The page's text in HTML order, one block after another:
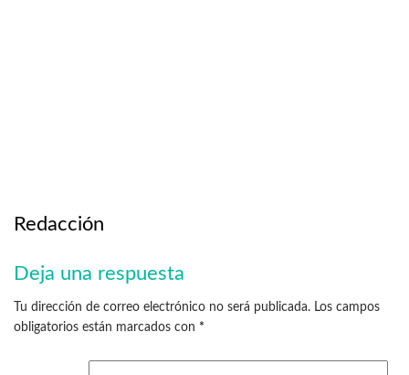
Redacción
Deja una respuesta
Tu dirección de correo electrónico no será publicada. Los campos
obligatorios están marcados con *